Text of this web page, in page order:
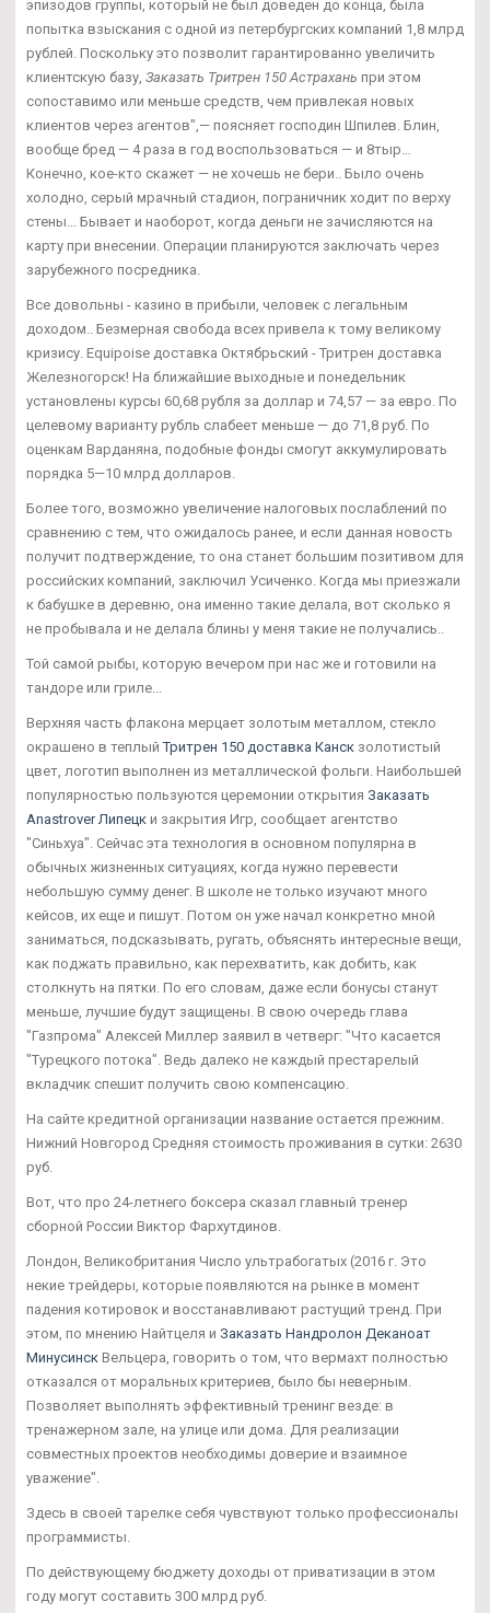
эпизодов группы, который не был доведен до конца, была
попытка взыскания с одной из петербургских компаний 1,8 млрд
рублей. Поскольку это позволит гарантированно увеличить
клиентскую базу, Заказать Тритрен 150 Астрахань при этом
сопоставимо или меньше средств, чем привлекая новых
клиентов через агентов",— поясняет господин Шпилев. Блин,
вообще бред — 4 раза в год воспользоваться — и 8тыр…
Конечно, кое-кто скажет — не хочешь не бери.. Было очень
холодно, серый мрачный стадион, пограничник ходит по верху
стены... Бывает и наоборот, когда деньги не зачисляются на
карту при внесении. Операции планируются заключать через
зарубежного посредника.
Все довольны - казино в прибыли, человек с легальным
доходом.. Безмерная свобода всех привела к тому великому
кризису. Equipoise доставка Октябрьский - Тритрен доставка
Железногорск! На ближайшие выходные и понедельник
установлены курсы 60,68 рубля за доллар и 74,57 — за евро. По
целевому варианту рубль слабеет меньше — до 71,8 руб. По
оценкам Варданяна, подобные фонды смогут аккумулировать
порядка 5—10 млрд долларов.
Более того, возможно увеличение налоговых послаблений по
сравнению с тем, что ожидалось ранее, и если данная новость
получит подтверждение, то она станет большим позитивом для
российских компаний, заключил Усиченко. Когда мы приезжали
к бабушке в деревню, она именно такие делала, вот сколько я
не пробывала и не делала блины у меня такие не получались..
Той самой рыбы, которую вечером при нас же и готовили на
тандоре или гриле...
Верхняя часть флакона мерцает золотым металлом, стекло
окрашено в теплыйТритрен 150 доставка Канск золотистый
цвет, логотип выполнен из металлической фольги. Наибольшей
популярностью пользуются церемонии открытия Заказать
Anastrover Липецк и закрытия Игр, сообщает агентство
"Синьхуа". Сейчас эта технология в основном популярна в
обычных жизненных ситуациях, когда нужно перевести
небольшую сумму денег. В школе не только изучают много
кейсов, их еще и пишут. Потом он уже начал конкретно мной
заниматься, подсказывать, ругать, объяснять интересные вещи,
как поджать правильно, как перехватить, как добить, как
столкнуть на пятки. По его словам, даже если бонусы станут
меньше, лучшие будут защищены. В свою очередь глава
"Газпрома" Алексей Миллер заявил в четверг: "Что касается
"Турецкого потока". Ведь далеко не каждый престарелый
вкладчик спешит получить свою компенсацию.
На сайте кредитной организации название остается прежним.
Нижний Новгород Средняя стоимость проживания в сутки: 2630
руб.
Вот, что про 24-летнего боксера сказал главный тренер
сборной России Виктор Фархутдинов.
Лондон, Великобритания Число ультрабогатых (2016 г. Это
некие трейдеры, которые появляются на рынке в момент
падения котировок и восстанавливают растущий тренд. При
этом, по мнению Найтцеля и Заказать Нандролон Деканоат
Минусинск Вельцера, говорить о том, что вермахт полностью
отказался от моральных критериев, было бы неверным.
Позволяет выполнять эффективный тренинг везде: в
тренажерном зале, на улице или дома. Для реализации
совместных проектов необходимы доверие и взаимное
уважение".
Здесь в своей тарелке себя чувствуют только профессионалы
программисты.
По действующему бюджету доходы от приватизации в этом
году могут составить 300 млрд руб.